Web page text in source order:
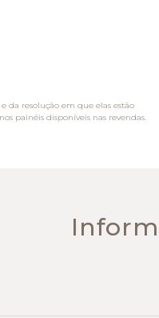
da resolução em que elas estão
painéis disponíveis nas revendas.